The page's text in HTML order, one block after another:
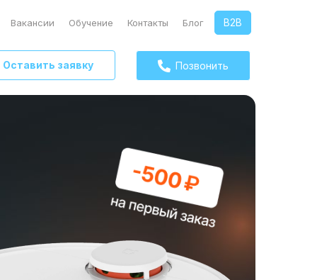
Вакансии Обучение Контакты Блог B2B
Оставить заявку Позвонить